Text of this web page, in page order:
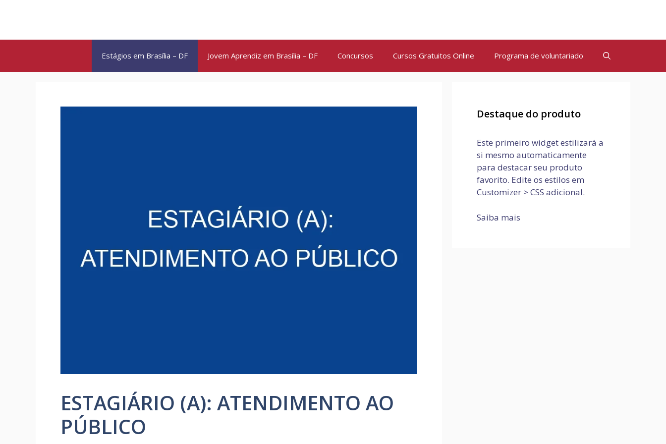
conteúdo
Estágios em Brasília – DF Jovem Aprendiz em Brasília – DF Concursos Cursos Gratuitos Online Programa de voluntariado
ESTAGIÁRIO (A): ATENDIMENTO AO
PÚBLICO
Destaque do produto
Este primeiro widget estilizará a
si mesmo automaticamente
para destacar seu produto
favorito. Edite os estilos em
Customizer > CSS adicional.
Saiba mais